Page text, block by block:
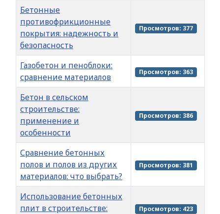
Бетонные
противофрикционные
покрытия: надежность и
безопасность
Просмотров: 377
Газобетон и пеноблоки:
сравнение материалов
Просмотров: 363
Бетон в сельском
строительстве:
применение и
особенности
Просмотров: 386
Сравнение бетонных
полов и полов из других
материалов: что выбрать?
Просмотров: 381
Использование бетонных
плит в строительстве:
Просмотров: 423